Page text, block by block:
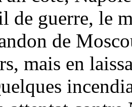
de guerre, le
de
mais en